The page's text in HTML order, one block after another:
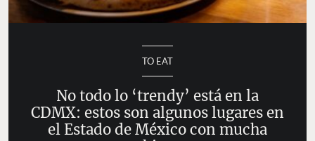
TO EAT
No todo lo ‘trendy’ está en la
CDMX: estos son algunos lugares en
el Estado de México con mucha